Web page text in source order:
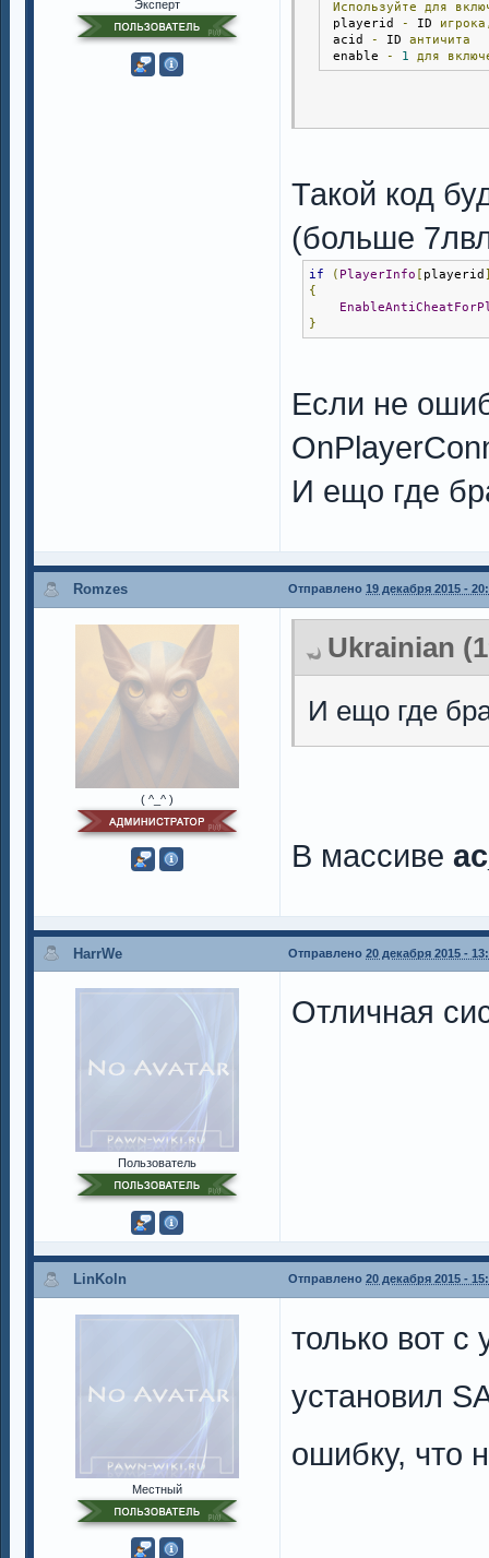
Эксперт Используйте для
playerid - ID
acid - ID античита
enable - 1 для
Такой код
(больше
if ( PlayerInfo playerid
{
}
Если не
И ещо где
Romzes Отправлено 19 декабря 2015 -
( ^_^ )
Ukrainian
И ещо где
В массиве
HarrWe Отправлено 20 декабря 2015 -
Пользователь
Отличная
LinKoln Отправлено 20 декабря 2015 -
Местный
только вот
установил
ошибку, что